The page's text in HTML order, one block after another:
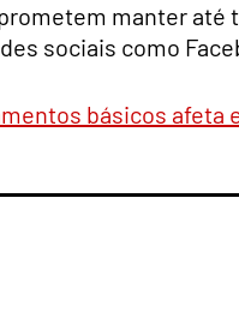
manter até
sociais como
básicos afeta